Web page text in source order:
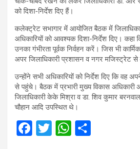
को दिशा-निर्देश दिए हैं।
कलेक्ट्रेट सभागार में आयोजित बैठक में
अधिकारियों को आवश्यक दिशा-निर्देश दिए। कहा
उनका गंभीरता पूर्वक निर्वहन करें। जिस भी
अपर जिलाधिकारी प्रशासन व नगर मजिस्ट्रेट से
उन्होंने सभी अधिकारियों को निर्देश दिए कि वह
से पहुंचे। बैठक में प्रभारी मुख्य विकास अधिकारी
जिलाधिकारी केके मिश्रा व डा. शिव कुमार
चौहान आदि उपस्थित थे।
F
T
W